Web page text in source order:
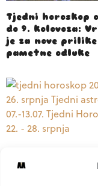
Tjedni horoskop
do 9. kolovoza:
je za nove
pametne odluke
do 26. srpnja: